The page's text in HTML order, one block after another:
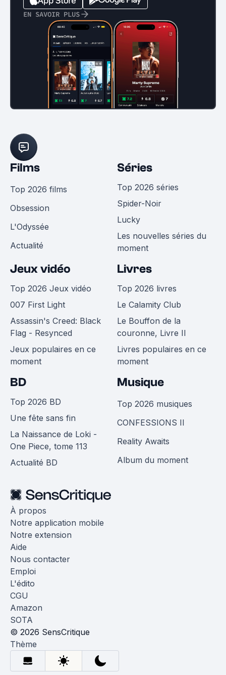
EN SAVOIR PLUS
Films
Top 2026 films
Obsession
L'Odyssée
Actualité
Séries
Top 2026 séries
Spider-Noir
Lucky
Les nouvelles séries du
moment
Jeux vidéo
Top 2026 Jeux vidéo
007 First Light
Assassin's Creed: Black
Flag - Resynced
Jeux populaires en ce
moment
Livres
Top 2026 livres
Le Calamity Club
Le Bouffon de la
couronne, Livre II
Livres populaires en ce
moment
BD
Top 2026 BD
Une fête sans fin
La Naissance de Loki -
One Piece, tome 113
Actualité BD
Musique
Top 2026 musiques
CONFESSIONS II
Reality Awaits
Album du moment
À propos
Notre application mobile
Notre extension
Aide
Nous contacter
Emploi
L'édito
CGU
Amazon
SOTA
© 2026 SensCritique
Thème